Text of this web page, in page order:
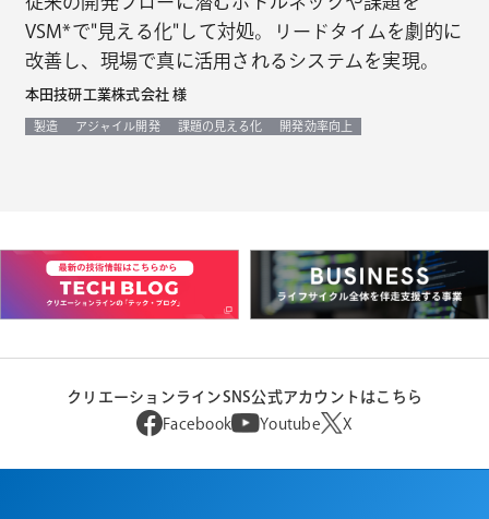
VSM*で"見える化"して対処。リードタイムを劇的に
改善し、現場で真に活用されるシステムを実現。
本田技研工業株式会社 様
製造 アジャイル開発 課題の見える化 開発効率向上
クリエーションラインSNS公式アカウントはこちら
Facebook
Youtube X